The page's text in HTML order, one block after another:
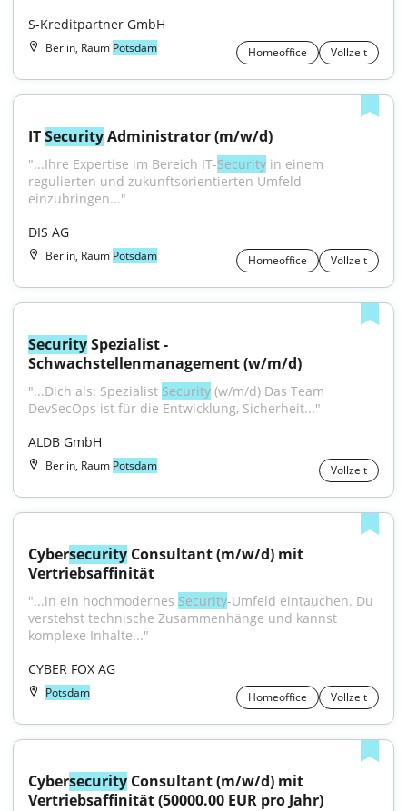
S-Kreditpartner GmbH
Berlin, Raum Potsdam Homeoffice Vollzeit
IT Security Administrator (m/w/d)
"...Ihre Expertise im Bereich IT-Security in einem
regulierten und zukunftsorientierten Umfeld
einzubringen..."
DIS AG
Berlin, Raum Potsdam Homeoffice Vollzeit
Security Spezialist -
Schwachstellenmanagement (w/m/d)
"...Dich als: Spezialist Security (w/m/d) Das Team
DevSecOps ist für die Entwicklung, Sicherheit..."
ALDB GmbH
Berlin, Raum Potsdam Vollzeit
Cybersecurity Consultant (m/w/d) mit
Vertriebsaffinität
"...in ein hochmodernes Security-Umfeld eintauchen. Du
verstehst technische Zusammenhänge und kannst
komplexe Inhalte..."
CYBER FOX AG
Potsdam Homeoffice Vollzeit
Cybersecurity Consultant (m/w/d) mit
Vertriebsaffinität (50000.00 EUR pro Jahr)